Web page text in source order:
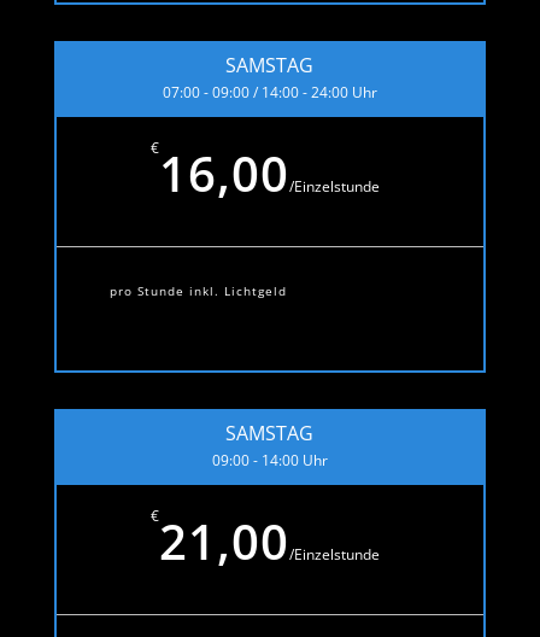
SAMSTAG
07:00 - 09:00 / 14:00 - 24:00 Uhr
€16,00/Einzelstunde
pro Stunde inkl. Lichtgeld
SAMSTAG
09:00 - 14:00 Uhr
€21,00/Einzelstunde